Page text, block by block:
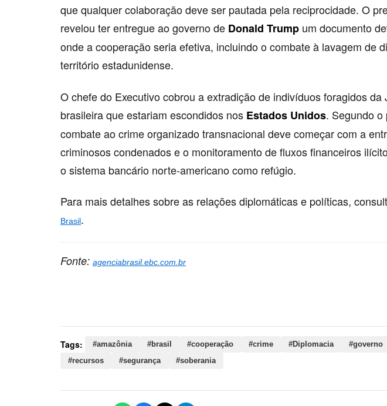
que qualquer colaboração deve ser pautada pela reciprocidade. O
revelou ter entregue ao governo de Donald Trump um documento
onde a cooperação seria efetiva, incluindo o combate à lavagem de
território estadunidense.
O chefe do Executivo cobrou a extradição de indivíduos foragidos da
brasileira que estariam escondidos nos Estados Unidos. Segundo
combate ao crime organizado transnacional deve começar com a
criminosos condenados e o monitoramento de fluxos financeiros
o sistema bancário norte-americano como refúgio.
Para mais detalhes sobre as relações diplomáticas e políticas,
Brasil.
Fonte: agenciabrasil.ebc.com.br
Tags: #amazônia #brasil #cooperação #crime #Diplomacia #governo
#recursos
#segurança #soberania